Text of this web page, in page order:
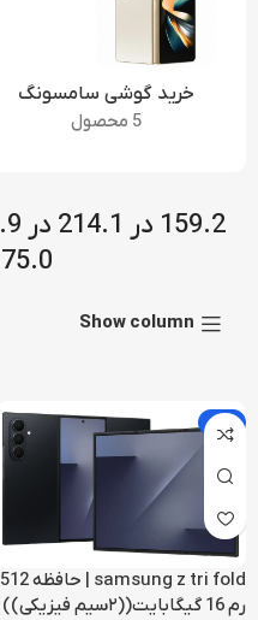
خرید گوشی سامسونگ
5 محصول
75.0 در 12.9 میلی‌متر (بسته)
Show column
-7%
samsung z tri fold | حافظه 512
رم 16 گیگابایت((۲سیم فیزیکی))